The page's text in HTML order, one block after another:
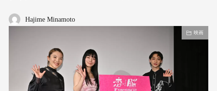
Hajime Minamoto
映画